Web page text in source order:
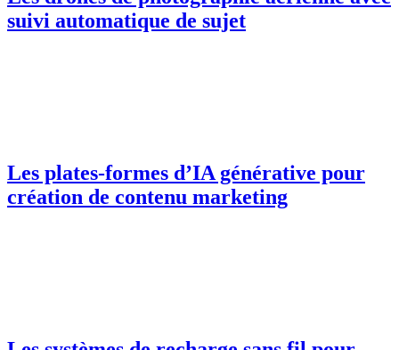
suivi automatique de sujet
Les plates-formes d’IA générative pour
création de contenu marketing